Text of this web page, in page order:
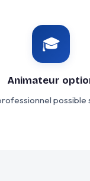
🎓
Animateur
possible